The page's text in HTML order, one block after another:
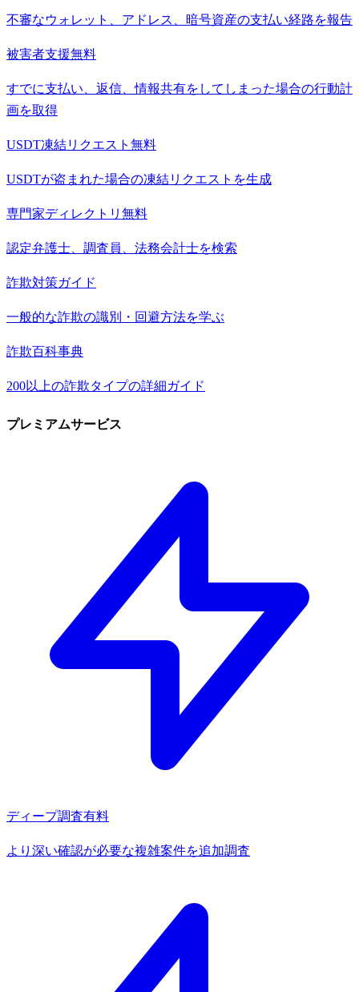
不審なウォレット、アドレス、暗号資産の支払い経路を報告
被害者支援無料
すでに支払い、返信、情報共有をしてしまった場合の行動計
画を取得
USDT凍結リクエスト 無料
USDTが盗まれた場合の凍結リクエストを生成
専門家ディレクトリ 無料
認定弁護士、調査員、法務会計士を検索
詐欺対策ガイド
一般的な詐欺の識別・回避方法を学ぶ
詐欺百科事典
200以上の詐欺タイプの詳細ガイド
プレミアムサービス
ディープ調査有料
より深い確認が必要な複雑案件を追加調査